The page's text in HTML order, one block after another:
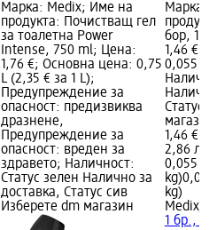
Марка: Medix; Име на
продукта: Почистващ гел
за тоалетна Power
Intense, 750 ml; Цена:
1,76 €; Основна цена: 0,75
L (2,35 € за 1 L);
Предупреждение за
опасност: предизвиква
дразнене,
Предупреждение за
опасност: вреден за
здравето; Наличност:
Статус зелен Налично за
доставка, Статус сив
Изберете dm магазин
Марка:
бор, 1
1,46 €;
0,055 kg
Статус
магазин
1,46 €
2,86 лв.
0,055 kg
kg)0,055
kg)
Medix
1 бр., 55